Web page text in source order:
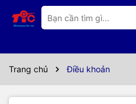
Trang chủ Điều khoản